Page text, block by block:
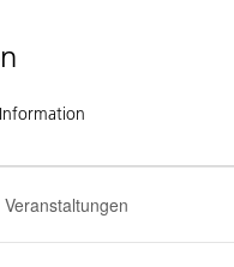
Information